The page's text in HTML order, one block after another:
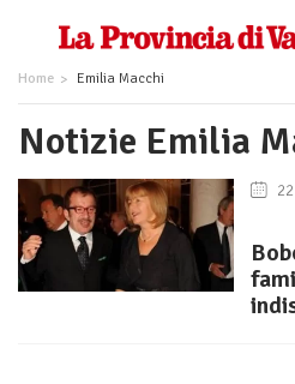
Home Emilia Macchi
Notizie Emilia